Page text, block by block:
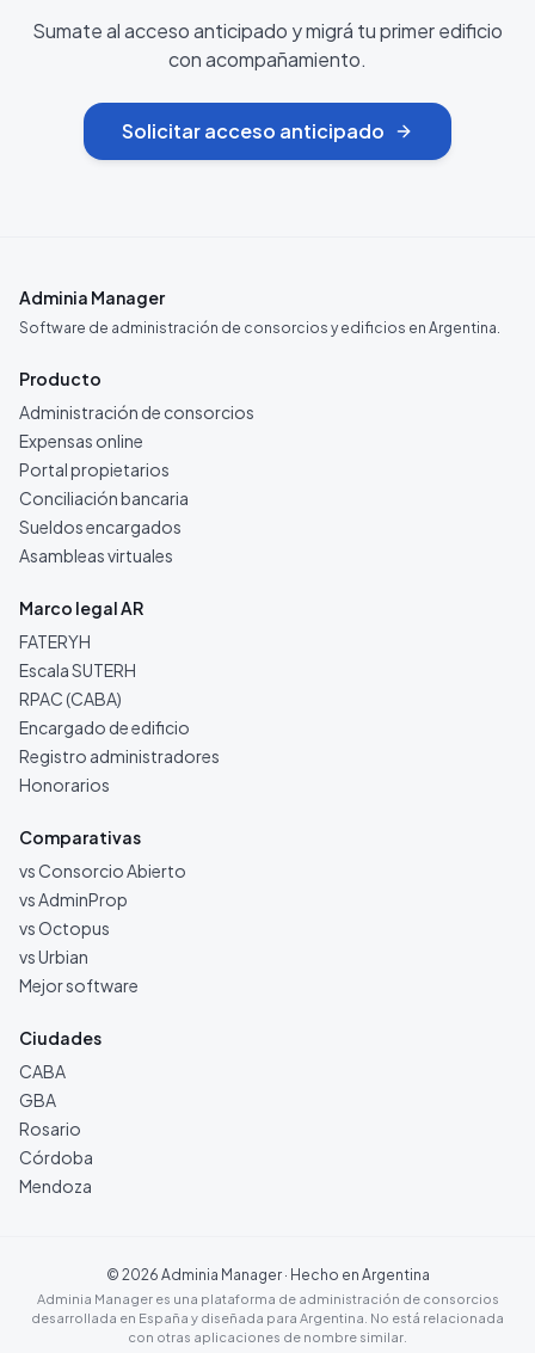
Sumate al acceso anticipado y migrá tu primer edificio
con acompañamiento.
Solicitar acceso anticipado
Adminia Manager
Software de administración de consorcios y edificios en Argentina.
Producto
Administración de consorcios
Expensas online
Portal propietarios
Conciliación bancaria
Sueldos encargados
Asambleas virtuales
Marco legal AR
FATERYH
Escala SUTERH
RPAC (CABA)
Encargado de edificio
Registro administradores
Honorarios
Comparativas
vs Consorcio Abierto
vs AdminProp
vs Octopus
vs Urbian
Mejor software
Ciudades
CABA
GBA
Rosario
Córdoba
Mendoza
© 2026 Adminia Manager · Hecho en Argentina
Adminia Manager es una plataforma de administración de consorcios
desarrollada en España y diseñada para Argentina. No está relacionada
con otras aplicaciones de nombre similar.